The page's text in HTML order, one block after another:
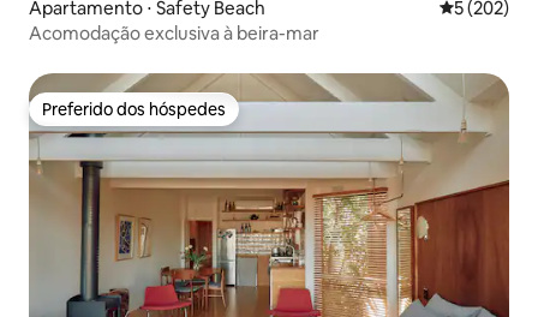
Apartamento ⋅ Safety Beach 5 de uma
5 (202)
Acomodação exclusiva à beira-mar
Preferido dos hóspedes
Preferido dos hóspedes